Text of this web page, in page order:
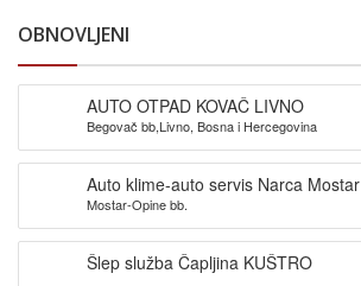
OBNOVLJENI
AUTO OTPAD KOVAČ LIVNO
Begovač bb,Livno, Bosna i Hercegovina
Auto klime-auto servis Narca Mostar
Mostar-Opine bb.
Šlep služba Čapljina KUŠTRO